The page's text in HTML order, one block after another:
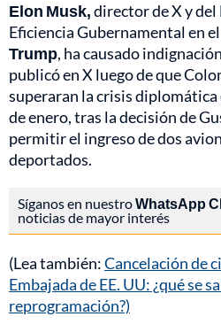
Elon Musk,director de X y
Eficiencia Gubernamental en
Trump, ha causado
publicó en X luego de que
superaran la crisis
de enero, tras la decisión de
permitir el ingreso de dos
deportados.
Síganos en nuestroWhatsApp
noticias de mayor interés
(Lea también:Cancelación de
Embajada de EE. UU: ¿qué se
reprogramación?)